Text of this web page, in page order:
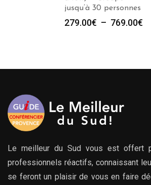
jusqu’à 30 personnes
279.00€ – 769.00€
à
Le meilleur du Sud vous est offert
professionnels réactifs, connaissant
se feront un plaisir de vous en faire